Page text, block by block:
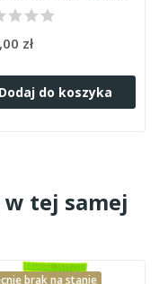
zł
Dodaj do koszyka
tej samej
brak na stanie